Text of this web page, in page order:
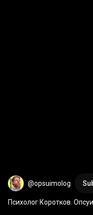
@opsuimolog
Психолог Коротков.